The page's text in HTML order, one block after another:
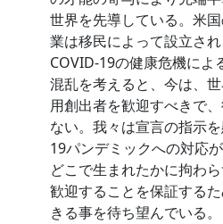
世界を先導している。米
業は移民によって設立され
COVID-19の健康危機によ
混乱を考えると、今は、
用創出者を歓迎すべきで
ない。我々は宣言の指示
19パンデミックへの対応
どこで生まれたかに拘わ
歓迎することを保証する
きる事を待ち望んでいる。